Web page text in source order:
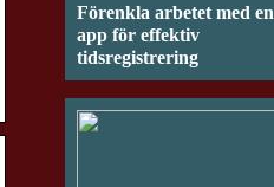
Förenkla arbetet med en
app för effektiv
tidsregistrering